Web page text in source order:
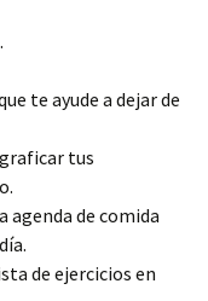
te ayude a dejar de
tus
agenda de comida
de ejercicios en